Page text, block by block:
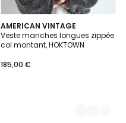
AMERICAN VINTAGE
Veste manches longues zippée
col montant, HOKTOWN
185,00 €
5
Couleurs